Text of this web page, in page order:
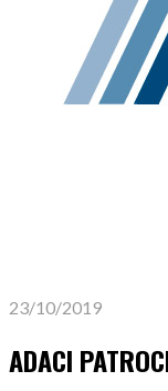
23/10/2019
ADACI